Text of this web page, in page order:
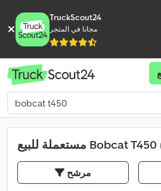
TruckScout24
مجانا في المتجر
مستعملة للبيع Bobcat T450
مرشح